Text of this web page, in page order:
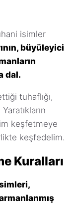
isimler
büyüleyici
dal.
tuhaflığı,
keşfetmeye
keşfedelim.
Kuralları